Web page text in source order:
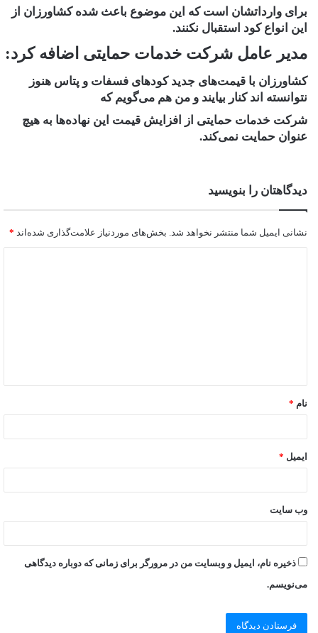
برای وارداتشان است که این موضوع باعث شده کشاورزان از
این انواع کود استقبال نکنند.
مدیر عامل شرکت خدمات حمایتی اضافه کرد:
کشاورزان با قیمت‌های جدید کود‌های فسفات و پتاس هنوز
نتوانسته اند کنار بیایند و من هم می‌گویم که
شرکت خدمات حمایتی از افزایش قیمت این نهاده‌ها به هیچ
عنوان حمایت نمی‌کند.
دیدگاهتان را بنویسید
نشانی ایمیل شما منتشر نخواهد شد. بخش‌های موردنیاز علامت‌گذاری شده‌اند *
نام *
ایمیل *
وب‌ سایت
ذخیره نام، ایمیل و وبسایت من در مرورگر برای زمانی که دوباره دیدگاهی
می‌نویسم.